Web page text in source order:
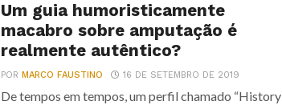
Um guia humoristicamente
macabro sobre amputação é
realmente autêntico?
PORMARCO FAUSTINO 16 DE SETEMBRO DE 2019
De tempos em tempos, um perfil chamado “History